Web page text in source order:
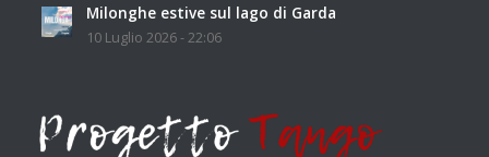
Milonghe estive sul lago di Garda
10 Luglio 2026 - 22:06